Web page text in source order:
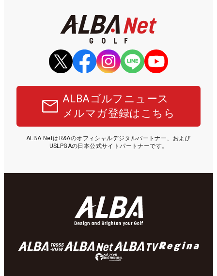
ALBAゴルフニュース
メルマガ登録はこちら
ALBA NetはR&Aのオフィシャルデジタルパートナー、および
USLPGAの日本公式サイトパートナーです。